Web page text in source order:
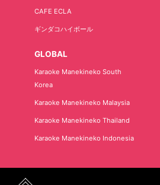
CAFE ECLA
ギンダコハイボール
GLOBAL
Karaoke Manekineko South
Korea
Karaoke Manekineko Malaysia
Karaoke Manekineko Thailand
Karaoke Manekineko Indonesia